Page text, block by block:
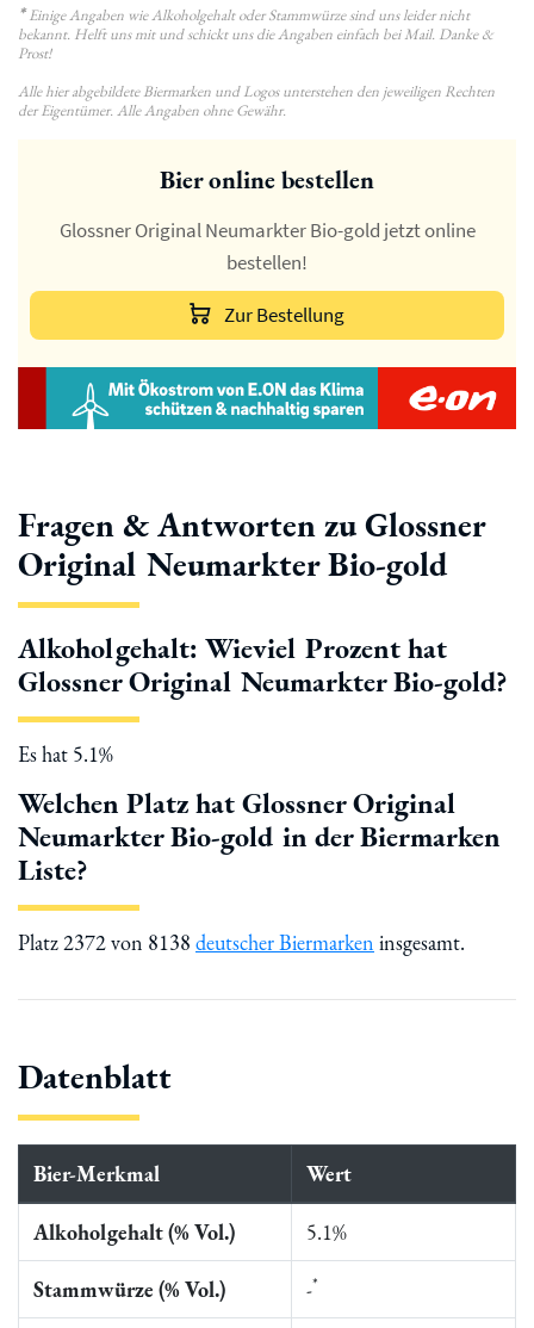
*Einige Angaben wie Alkoholgehalt oder Stammwürze sind uns leider nicht
bekannt. Helft uns mit und schickt uns die Angaben einfach bei Mail. Danke &
Prost!
Alle hier abgebildete Biermarken und Logos unterstehen den jeweiligen Rechten
der Eigentümer. Alle Angaben ohne Gewähr.
Bier online bestellen
Glossner Original Neumarkter Bio-gold jetzt online
bestellen!
Zur Bestellung
Fragen & Antworten zu Glossner
Original Neumarkter Bio-gold
Alkoholgehalt: Wieviel Prozent hat
Glossner Original Neumarkter Bio-gold?
Es hat 5.1%
Welchen Platz hat Glossner Original
Neumarkter Bio-gold in der Biermarken
Liste?
Platz 2372 von 8138 deutscher Biermarken insgesamt.
Datenblatt
Bier-Merkmal Wert
Alkoholgehalt (% Vol.) 5.1%
Stammwürze (% Vol.) -*